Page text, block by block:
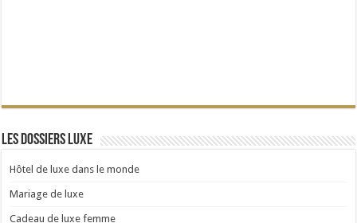
Les dossiers Luxe
Hôtel de luxe dans le monde
Mariage de luxe
Cadeau de luxe femme